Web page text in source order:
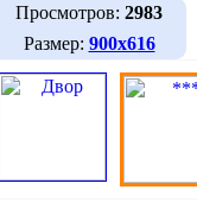
Просмотров: 2983
Размер: 900х616